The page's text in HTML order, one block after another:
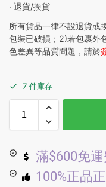
‧ 退貨/換貨
所有貨品一律不設退貨或
包裝已破損；2)若包裹外
色差異等品質問題，請於
7 件庫存
滿$600免運
100%正品